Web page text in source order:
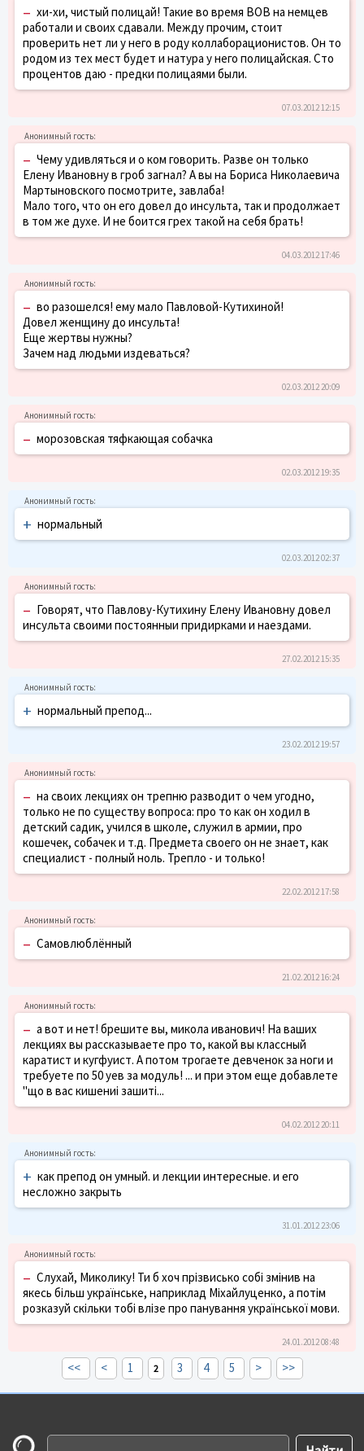
– хи-хи, чистый полицай! Такие во время ВОВ на немцев
работали и своих сдавали. Между прочим, стоит
проверить нет ли у него в роду коллаборационистов. Он то
родом из тех мест будет и натура у него полицайская. Сто
процентов даю - предки полицаями были.
07.03.2012 12:15
– Чему удивляться и о ком говорить. Разве он только
Елену Ивановну в гроб загнал? А вы на Бориса Николаевича
Мартыновского посмотрите, завлаба!
Мало того, что он его довел до инсульта, так и продолжает
в том же духе. И не боится грех такой на себя брать!
04.03.2012 17:46
– во разошелся! ему мало Павловой-Кутихиной!
Довел женщину до инсульта!
Еще жертвы нужны?
Зачем над людьми издеваться?
02.03.2012 20:09
– морозовская тяфкающая собачка
02.03.2012 19:35
+ нормальный
02.03.2012 02:37
– Говорят, что Павлову-Кутихину Елену Ивановну довел
инсульта своими постоянныи придирками и наездами.
27.02.2012 15:35
+ нормальный препод...
23.02.2012 19:57
– на своих лекциях он трепню разводит о чем угодно,
только не по существу вопроса: про то как он ходил в
детский садик, учился в школе, служил в армии, про
кошечек, собачек и т.д. Предмета своего он не знает, как
специалист - полный ноль. Трепло - и только!
22.02.2012 17:58
– Самовлюблённый
21.02.2012 16:24
– а вот и нет! брешите вы, микола иванович! На ваших
лекциях вы рассказываете про то, какой вы классный
каратист и кугфуист. А потом трогаете девченок за ноги и
требуете по 50 уев за модуль! ... и при этом еще добавлете
"що в вас кишениі зашиті...
04.02.2012 20:11
+ как препод он умный. и лекции интересные. и его
несложно закрыть
31.01.2012 23:06
– Слухай, Миколику! Ти б хоч прізвисько собі змінив на
якесь більш українське, наприклад Міхайлуценко, а потім
розказуй скільки тобі влізе про панування української мови.
24.01.2012 08:48
<< < 1 2 3 4 5 > >>